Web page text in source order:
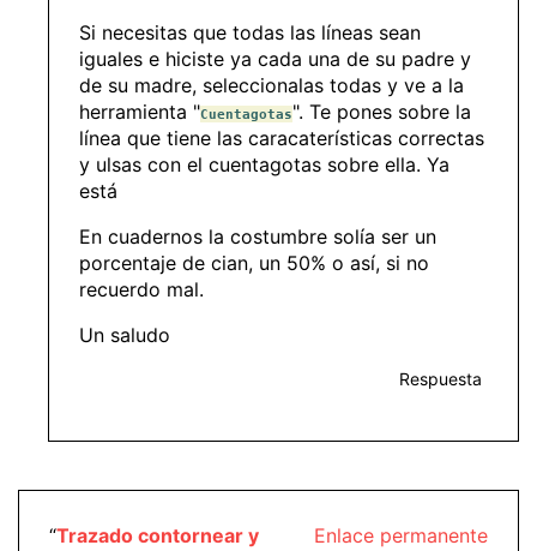
Si necesitas que todas las líneas sean
iguales e hiciste ya cada una de su padre y
de su madre, seleccionalas todas y ve a la
herramienta "Cuentagotas". Te pones sobre la
línea que tiene las caracaterísticas correctas
y ulsas con el cuentagotas sobre ella. Ya
está
En cuadernos la costumbre solía ser un
porcentaje de cian, un 50% o así, si no
recuerdo mal.
Un saludo
Respuesta
Enlace permanente
“Trazado contornear y